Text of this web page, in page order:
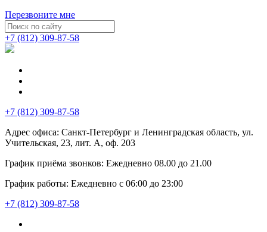
Перезвоните мне
+7 (812) 309-87-58
+7 (812) 309-87-58
Адрес офиса: Санкт-Петербург и Ленинградская область, ул.
Учительская, 23, лит. А, оф. 203
График приёма звонков: Ежедневно 08.00 до 21.00
График работы: Ежедневно с 06:00 до 23:00
+7 (812) 309-87-58